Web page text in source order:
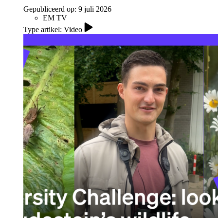
Gepubliceerd op: 9 juli 2026
EM TV
Type artikel: Video